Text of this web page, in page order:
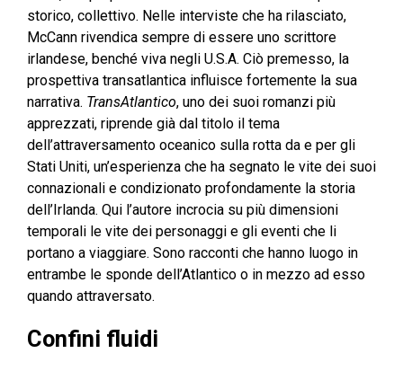
storico, collettivo. Nelle interviste che ha rilasciato,
McCann rivendica sempre di essere uno scrittore
irlandese, benché viva negli U.S.A. Ciò premesso, la
prospettiva transatlantica influisce fortemente la sua
narrativa. TransAtlantico, uno dei suoi romanzi più
apprezzati, riprende già dal titolo il tema
dell’attraversamento oceanico sulla rotta da e per gli
Stati Uniti, un’esperienza che ha segnato le vite dei suoi
connazionali e condizionato profondamente la storia
dell’Irlanda. Qui l’autore incrocia su più dimensioni
temporali le vite dei personaggi e gli eventi che li
portano a viaggiare. Sono racconti che hanno luogo in
entrambe le sponde dell’Atlantico o in mezzo ad esso
quando attraversato.
Confini fluidi